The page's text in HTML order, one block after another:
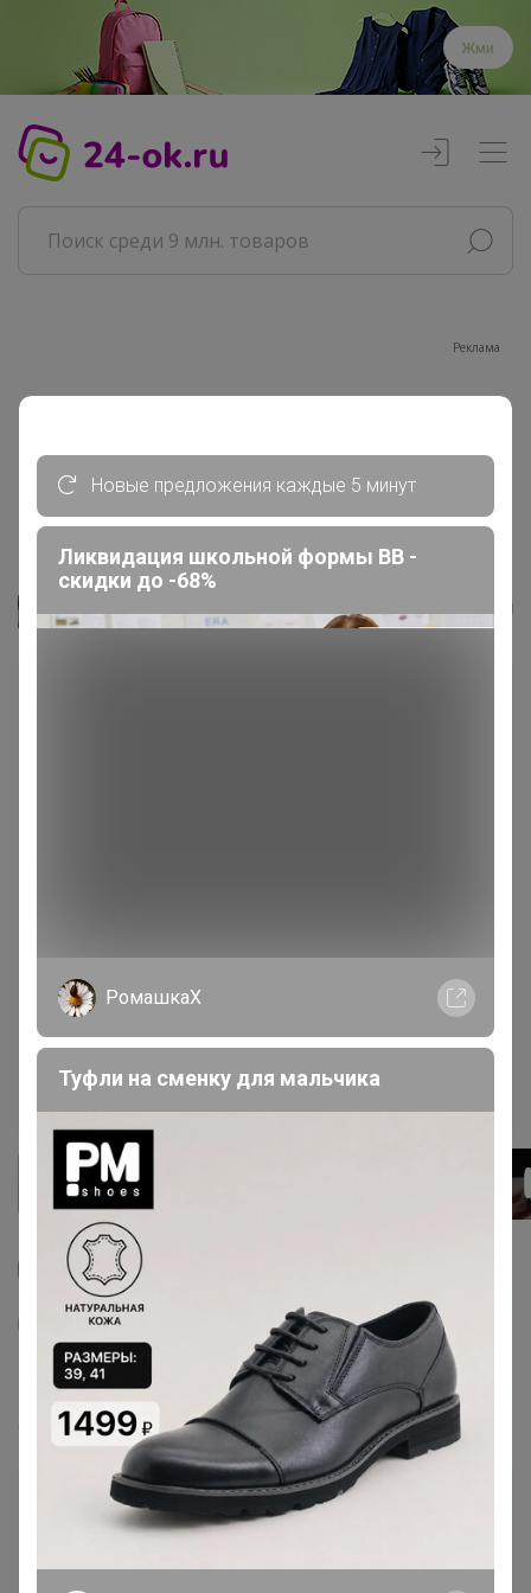
Жми
Реклама
СП31 Электроника с гарантией...
Starling
Новинка
11
Смарт часы Ultra 2 (НОВАЯ ВЕРСИЯ -
AMOLED экран + sim)
Бесплатное получение
Новые предложения каждые 5 минут
Ликвидация школьной формы BB -
скидки до -68%
РомашкаХ
Туфли на сменку для мальчика